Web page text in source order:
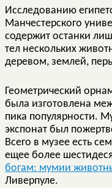
Исследованию
Манчестерского
содержит останки
тел нескольких
деревом, землей,
Геометрический
была изготовлена
пика популярности.
экспонат был
Всего в музее есть
ещее более
богам: мумии
Ливерпуле.